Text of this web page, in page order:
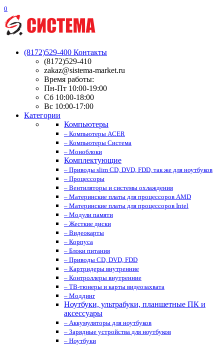
0
(8172)529-400 Контакты
(8172)529-410
zakaz@sistema-market.ru
Время работы:
Пн-Пт 10:00-19:00
Сб 10:00-18:00
Вс 10:00-17:00
Категории
Компьютеры
– Компьютеры ACER
– Компьютеры Система
– Моноблоки
Комплектующие
– Приводы slim CD, DVD, FDD, так же для ноутбуков
– Процессоры
– Вентиляторы и системы охлаждения
– Материнские платы для процессоров AMD
– Материнские платы для процессоров Intel
– Модули памяти
– Жесткие диски
– Видеокарты
– Корпуса
– Блоки питания
– Приводы CD, DVD, FDD
– Картридеры внутренние
– Контроллеры внутренние
– ТВ-тюнеры и карты видеозахвата
– Моддинг
Ноутбуки, ультрабуки, планшетные ПК и
аксессуары
– Аккумуляторы для ноутбуков
– Зарядные устройства для ноутбуков
– Ноутбуки